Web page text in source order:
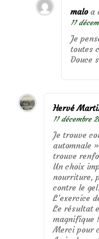
malo a
11
Je
toutes
Douce
Hervé
11 décembre
Je trouve
automnale
trouve
Un choix
nourriture,
contre le
L’exercice
Le résultat
magnifique
Merci pour